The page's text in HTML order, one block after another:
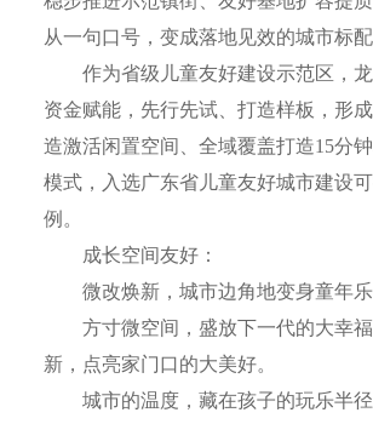
从一句口号，变成落地见效的城市标配
作为省级儿童友好建设示范区，龙
资金赋能，先行先试、打造样板，形
造激活闲置空间、全域覆盖打造15分
模式，入选广东省儿童友好城市建设
例。
成长空间友好：
微改焕新，城市边角地变身童年乐
方寸微空间，盛放下一代的大幸福
新，点亮家门口的大美好。
城市的温度，藏在孩子的玩乐半径